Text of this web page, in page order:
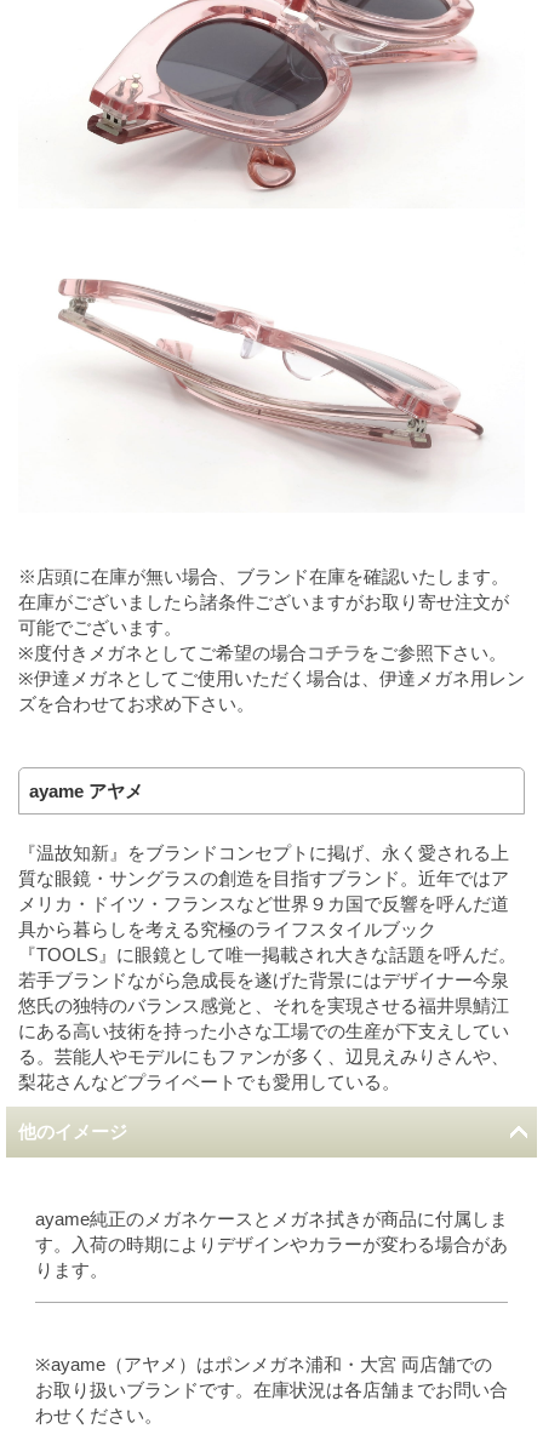
※店頭に在庫が無い場合、ブランド在庫を確認いたします。
在庫がございましたら諸条件ございますがお取り寄せ注文が
可能でございます。
※度付きメガネとしてご希望の場合コチラ をご参照下さい。
※伊達メガネとしてご使用いただく場合は、伊達メガネ用レン
ズを合わせてお求め下さい。
ayame アヤメ
『温故知新』をブランドコンセプトに掲げ、永く愛される上
質な眼鏡・サングラスの創造を目指すブランド。近年ではア
メリカ・ドイツ・フランスなど世界９カ国で反響を呼んだ道
具から暮らしを考える究極のライフスタイルブック
『TOOLS』に眼鏡として唯一掲載され大きな話題を呼んだ。
若手ブランドながら急成長を遂げた背景にはデザイナー今泉
悠氏の独特のバランス感覚と、それを実現させる福井県鯖江
にある高い技術を持った小さな工場での生産が下支えしてい
る。芸能人やモデルにもファンが多く、辺見えみりさんや、
梨花さんなどプライベートでも愛用している。
他のイメージ
ayame純正のメガネケースとメガネ拭きが商品に付属しま
す。入荷の時期によりデザインやカラーが変わる場合があ
ります。
※ayame（アヤメ）はポンメガネ浦和・大宮 両店舗での
お取り扱いブランドです。在庫状況は各店舗までお問い合
わせください。